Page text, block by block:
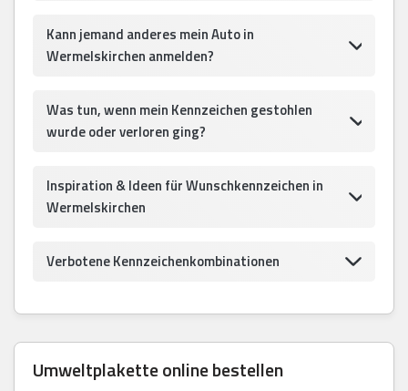
Kann jemand anderes mein Auto in
Wermelskirchen anmelden?
Was tun, wenn mein Kennzeichen gestohlen
wurde oder verloren ging?
Inspiration & Ideen für Wunschkennzeichen in
Wermelskirchen
Verbotene Kennzeichenkombinationen
Umweltplakette online bestellen